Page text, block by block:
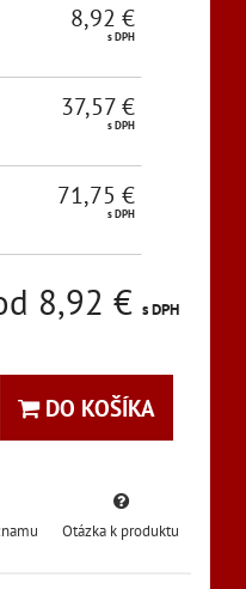
8,92 €
s DPH
37,57 €
s DPH
71,75 €
s DPH
8,92 € s DPH
DO KOŠÍKA
Otázka k produktu